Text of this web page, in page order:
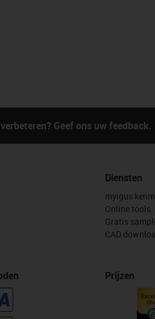
Geef ons uw feedback.
Diensten
myigus
Online tools
Gratis
CAD
Prijzen